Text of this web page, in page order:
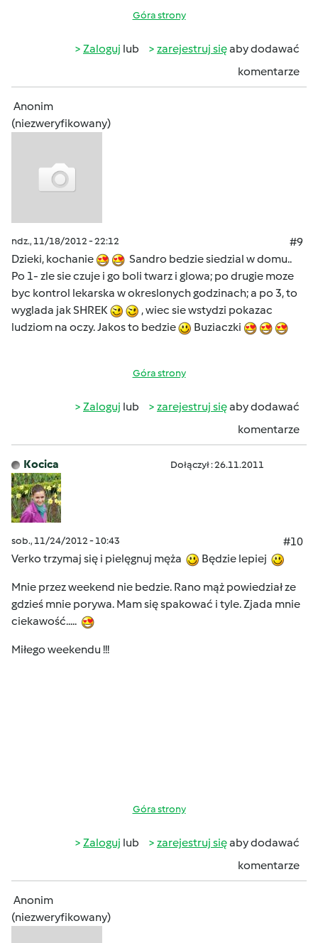
Góra strony
Zaloguj lub zarejestruj sięaby dodawać
komentarze
Anonim
(niezweryfikowany)
ndz., 11/18/2012 - 22:12
#9
Dzieki, kochanie
Sandro bedzie siedzial w domu..
Po 1- zle sie czuje i go boli twarz i glowa; po drugie moze
byc kontrol lekarska w okreslonych godzinach; a po 3, to
wyglada jak SHREK
, wiec sie wstydzi pokazac
ludziom na oczy. Jakos to bedzie
Buziaczki
Góra strony
Zaloguj lub zarejestruj sięaby dodawać
komentarze
Kocica Dołączył : 26.11.2011
sob., 11/24/2012 - 10:43
#10
Verko trzymaj się i pielęgnuj męża
Będzie lepiej
Mnie przez weekend nie bedzie. Rano mąż powiedział ze
gdzieś mnie porywa. Mam się spakować i tyle. Zjada mnie
ciekawość.....
Miłego weekendu !!!
Góra strony
Zaloguj lub zarejestruj sięaby dodawać
komentarze
Anonim
(niezweryfikowany)